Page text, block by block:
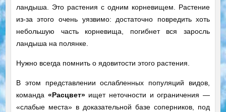
ландыша. Это растения с одним корневищем. Растение
из-за этого очень уязвимо: достаточно повредить хоть
небольшую часть корневища, погибнет вся заросль
ландыша на полянке.
Нужно всегда помнить о ядовитости этого растения.
В этом представлении ослабленных популяций видов,
команда «Расцвет»ищет неточности и ограничения —
«слабые места» в доказательной базе соперников, под